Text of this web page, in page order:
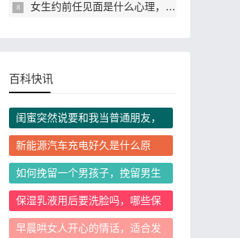
女生约前任见面是什么心理，女生约前任见面是想复合吗
百科快讯
闺蜜突然说要和我当普通朋友，
我还要挽留这段关系吗？
新能源汽车充电好久是什么原
因？怎么缩短充电等待时间？
如何挽留一个男孩子，挽留男生
时说什么更容易让他回头？
保湿乳液用后要洗脸吗，哪些保
湿乳液用后必须洗脸？
早晨哄女人开心的情话，适合发